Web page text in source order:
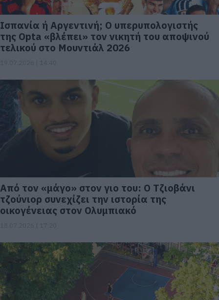
Ισπανία ή Αργεντινή; Ο υπερυπολογιστής
της Opta «βλέπει» τον νικητή του αποψινού
τελικού στο Μουντιάλ 2026
Από τον «μάγο» στον γιο του: Ο Τζιοβάνι
τζούνιορ συνεχίζει την ιστορία της
οικογένειας στον Ολυμπιακό